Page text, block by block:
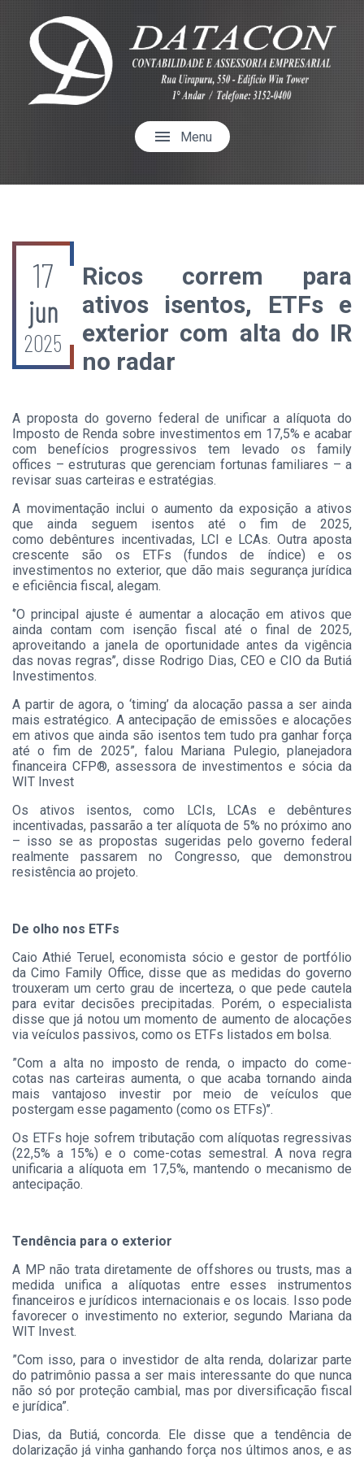
menu Menu
17
jun
2025
Ricos correm para
ativos isentos, ETFs e
exterior com alta do IR
no radar
A proposta do governo federal de unificar a alíquota do
Imposto de Renda sobre investimentos em 17,5% e acabar
com benefícios progressivos tem levado os family
offices – estruturas que gerenciam fortunas familiares – a
revisar suas carteiras e estratégias.
A movimentação inclui o aumento da exposição a ativos
que ainda seguem isentos até o fim de 2025,
como debêntures incentivadas, LCI e LCAs. Outra aposta
crescente são os ETFs (fundos de índice) e os
investimentos no exterior, que dão mais segurança jurídica
e eficiência fiscal, alegam.
‘’O principal ajuste é aumentar a alocação em ativos que
ainda contam com isenção fiscal até o final de 2025,
aproveitando a janela de oportunidade antes da vigência
das novas regras’’, disse Rodrigo Dias, CEO e CIO da Butiá
Investimentos.
A partir de agora, o ‘timing’ da alocação passa a ser ainda
mais estratégico. A antecipação de emissões e alocações
em ativos que ainda são isentos tem tudo pra ganhar força
até o fim de 2025”, falou Mariana Pulegio, planejadora
financeira CFP®, assessora de investimentos e sócia da
WIT Invest
Os ativos isentos, como LCIs, LCAs e debêntures
incentivadas, passarão a ter alíquota de 5% no próximo ano
– isso se as propostas sugeridas pelo governo federal
realmente passarem no Congresso, que demonstrou
resistência ao projeto.
De olho nos ETFs
Caio Athié Teruel, economista sócio e gestor de portfólio
da Cimo Family Office, disse que as medidas do governo
trouxeram um certo grau de incerteza, o que pede cautela
para evitar decisões precipitadas. Porém, o especialista
disse que já notou um momento de aumento de alocações
via veículos passivos, como os ETFs listados em bolsa.
”Com a alta no imposto de renda, o impacto do come-
cotas nas carteiras aumenta, o que acaba tornando ainda
mais vantajoso investir por meio de veículos que
postergam esse pagamento (como os ETFs)’’.
Os ETFs hoje sofrem tributação com alíquotas regressivas
(22,5% a 15%) e o come-cotas semestral. A nova regra
unificaria a alíquota em 17,5%, mantendo o mecanismo de
antecipação.
Tendência para o exterior
A MP não trata diretamente de offshores ou trusts, mas a
medida unifica a alíquotas entre esses instrumentos
financeiros e jurídicos internacionais e os locais. Isso pode
favorecer o investimento no exterior, segundo Mariana da
WIT Invest.
”Com isso, para o investidor de alta renda, dolarizar parte
do patrimônio passa a ser mais interessante do que nunca
não só por proteção cambial, mas por diversificação fiscal
e jurídica”.
Dias, da Butiá, concorda. Ele disse que a tendência de
dolarização já vinha ganhando força nos últimos anos, e as